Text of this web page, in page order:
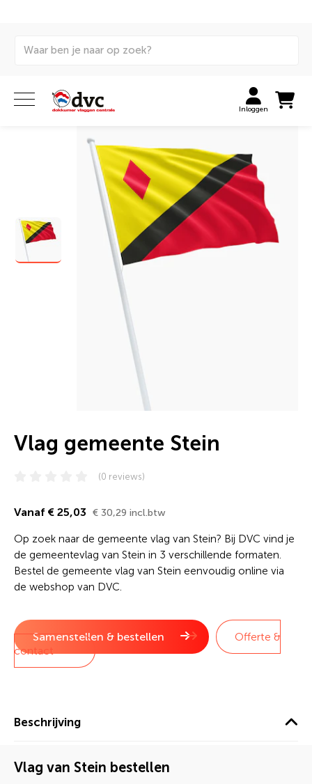
Inloggen
Vlag gemeente Stein
(0 reviews)
Vanaf € 25,03 € 30,29 incl.btw
Op zoek naar de gemeente vlag van Stein? Bij DVC vind je
de gemeentevlag van Stein in 3 verschillende formaten.
Bestel de gemeente vlag van Stein eenvoudig online via
de webshop van DVC.
Samenstellen & bestellen
Offerte &
contact
Beschrijving
Vlag van Stein bestellen